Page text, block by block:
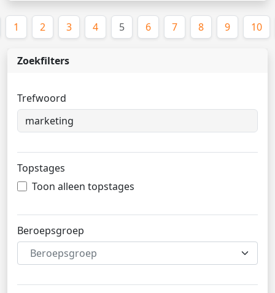
Zoekfilters
Trefwoord
Topstages
Toon alleen topstages
Beroepsgroep
Beroepsgroep
1 2 3 4 5(huidige)
6 7 8 9 10